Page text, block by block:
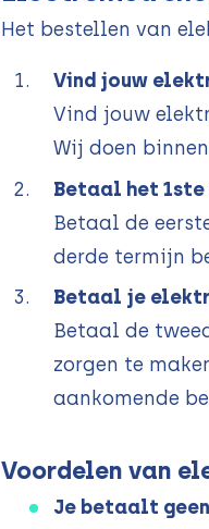
Het bestellen van
Vind jouw
Vind jouw
Wij doen
Betaal het
Betaal de
derde termijn
Betaal je
Betaal de
zorgen te
aankomende
Voordelen van
Je betaalt